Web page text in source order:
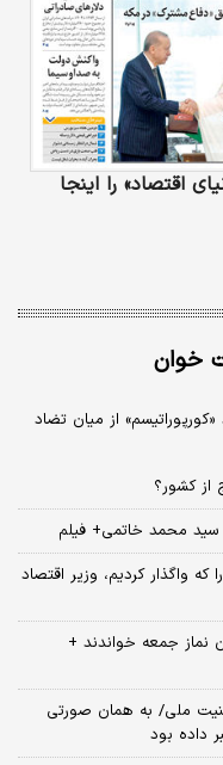
اقتصاد» را اینجا
خوان
«کورپوراتیسم» از میان تضاد
از کشور؟
سید محمد خاتمی+ فیلم
واگذار کردیم، وزیر اقتصاد
نماز جمعه خواندند +
ملی/ به همان صورتی
داده بود